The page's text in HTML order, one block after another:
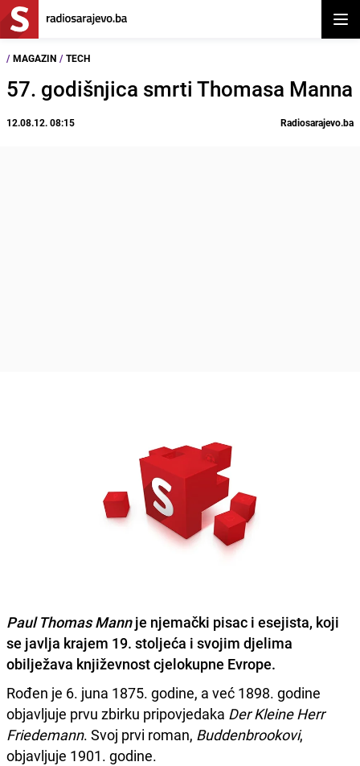
/ MAGAZIN / TECH
57. godišnjica smrti Thomasa Manna
12.08.12. 08:15 Radiosarajevo.ba
Paul Thomas Mannje njemački pisac i esejista, koji
se javlja krajem 19. stoljeća i svojim djelima
obilježava književnost cjelokupne Evrope.
Rođen je 6. juna 1875. godine, a već 1898. godine
objavljuje prvu zbirku pripovjedaka Der Kleine Herr
Friedemann. Svoj prvi roman, Buddenbrookovi,
objavljuje 1901. godine.